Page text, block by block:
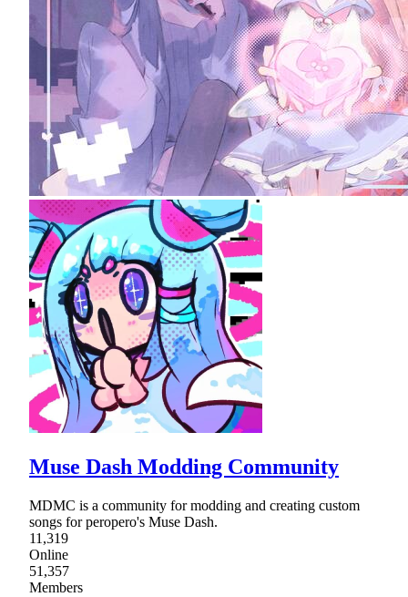
Muse Dash Modding Community
MDMC is a community for modding and creating custom
songs for peropero's Muse Dash.
11,319
Online
51,357
Members